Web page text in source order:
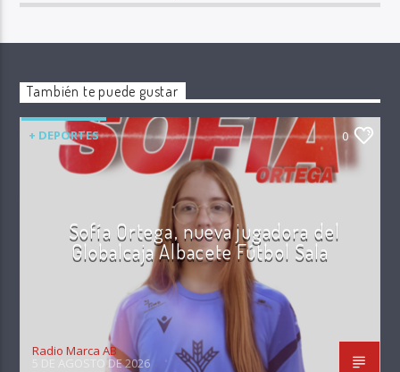
También te puede gustar
+ DEPORTES 0
Sofía Ortega, nueva jugadora del
Globalcaja Albacete Fútbol Sala
Radio Marca AB
5 DE AGOSTO DE 2026